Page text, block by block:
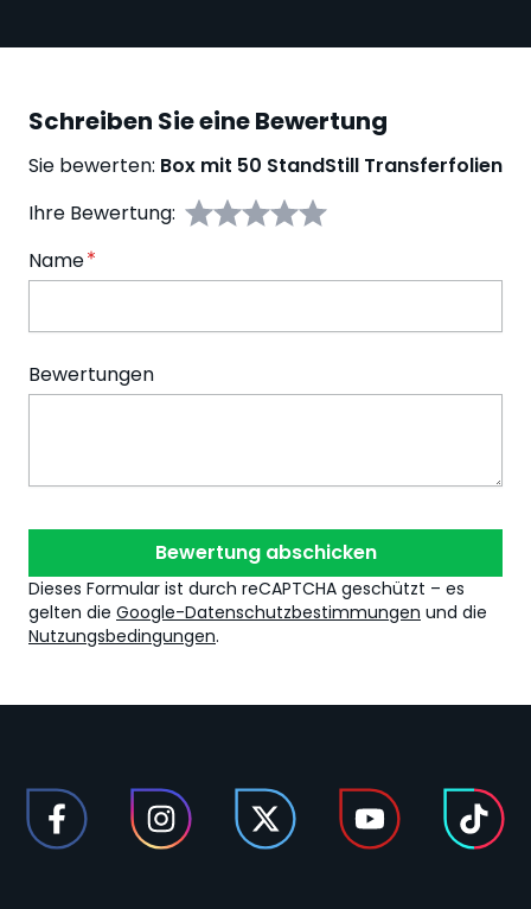
Schreiben Sie eine Bewertung
Sie bewerten: Box mit 50 StandStill Transferfolien
Ihre Bewertung:
Name
Bewertungen
Bewertung abschicken
Dieses Formular ist durch reCAPTCHA geschützt – es
gelten die Google-Datenschutzbestimmungen und die
Nutzungsbedingungen.